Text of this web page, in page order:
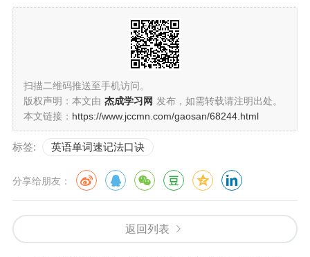
26个英语单词速记法口诀是什么?
1、大写的A，三角架，字母排行数老大。大写的B，像雪
人，肚子胖胖脑袋大。大写的C，像月牙，半个月牙天上
挂。大写的D，像竖琴，声音悠扬真好听。大写的E，不简
单，一座大山把身翻。大写的F，冲锋枪，战士扛枪上战
2、把字母代入简单的单词来记忆 最初学习的单词都很简
单，比如bag、apple等等，这些都是既简单又有趣的单
扫描二维码推送至手机访问。
版权声明：本文由 杰成学习网 发布，如需转载请注明出处。
本文链接： https://www.jccmn.com/gaosan/68244.html
标签: 英语单词速记法口诀
分享给朋友：
返回列表